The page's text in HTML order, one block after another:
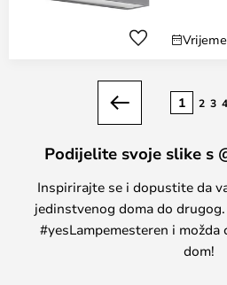
Prethodno
1 2 3 4
Podijelite svoje slike s
Inspirirajte se i dopustite da
jedinstvenog doma do
#yesLampemesteren i
dom!